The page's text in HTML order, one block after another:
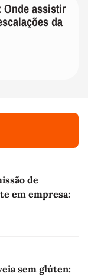
assistir
da
de
em empresa:
sem glúten: